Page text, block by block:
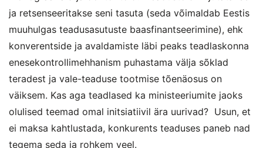
ja retsenseeritakse seni tasuta (seda võimaldab Eestis
muuhulgas teadusasutuste baasfinantseerimine), ehk
konverentside ja avaldamiste läbi peaks teadlaskonna
enesekontrollimehhanism puhastama välja sõklad
teradest ja vale-teaduse tootmise tõenäosus on
väiksem. Kas aga teadlased ka ministeeriumite jaoks
olulised teemad omal initsiatiivil ära uurivad? Usun, et
ei maksa kahtlustada, konkurents teaduses paneb nad
tegema seda ja rohkem veel.